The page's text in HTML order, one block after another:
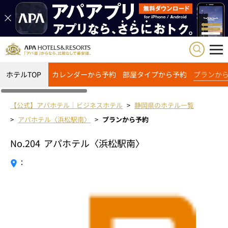
ホテルTOP カレンダーから予約 部屋タイプから予約 プランか
【公式】アパホテル｜ビジネスホテル
静岡県のホテル一覧
アパホテル〈浜松駅南〉
プランから予約
No.204 アパホテル〈浜松駅南〉
：